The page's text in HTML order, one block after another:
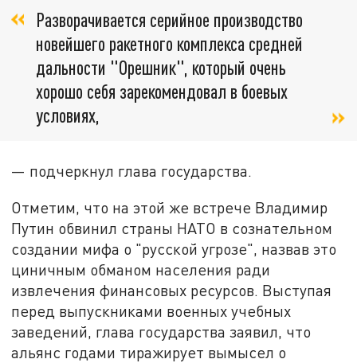
Разворачивается серийное производство
новейшего ракетного комплекса средней
дальности "Орешник", который очень
хорошо себя зарекомендовал в боевых
условиях,
— подчеркнул глава государства.
Отметим, что на этой же встрече Владимир
Путин обвинил страны НАТО в сознательном
создании мифа о "русской угрозе", назвав это
циничным обманом населения ради
извлечения финансовых ресурсов. Выступая
перед выпускниками военных учебных
заведений, глава государства заявил, что
альянс годами тиражирует вымысел о